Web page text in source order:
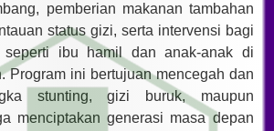
pemberian makanan tambahan
status gizi, serta intervensi bagi
seperti ibu hamil dan anak-anak di
Program ini bertujuan mencegah dan
stunting, gizi buruk, maupun
menciptakan generasi masa depan